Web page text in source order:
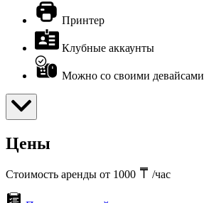
Принтер
Клубные аккаунты
Можно со своими девайсами
Цены
Стоимость аренды от 1000 /час